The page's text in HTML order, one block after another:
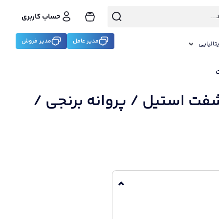
حساب کاربری
مدیر عامل مدیر فروش
شفت استیل / پروانه برنجی /